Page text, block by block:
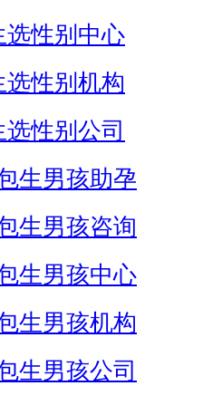
选性别中心
性别机构
性别公司
生男孩助孕
生男孩咨询
生男孩中心
生男孩机构
生男孩公司